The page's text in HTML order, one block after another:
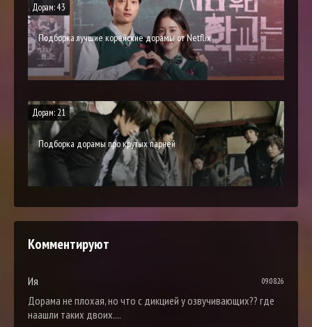
Дорам: 43
Подборка лучшие корейские дорамы от Netflix
Дорам: 21
Подборка дорамы про крутых парней
Комментируют
Ия 09.08.26
Дорама не плохая, но что с дикцией у озвучивающих?? где
наашли таких двоих....